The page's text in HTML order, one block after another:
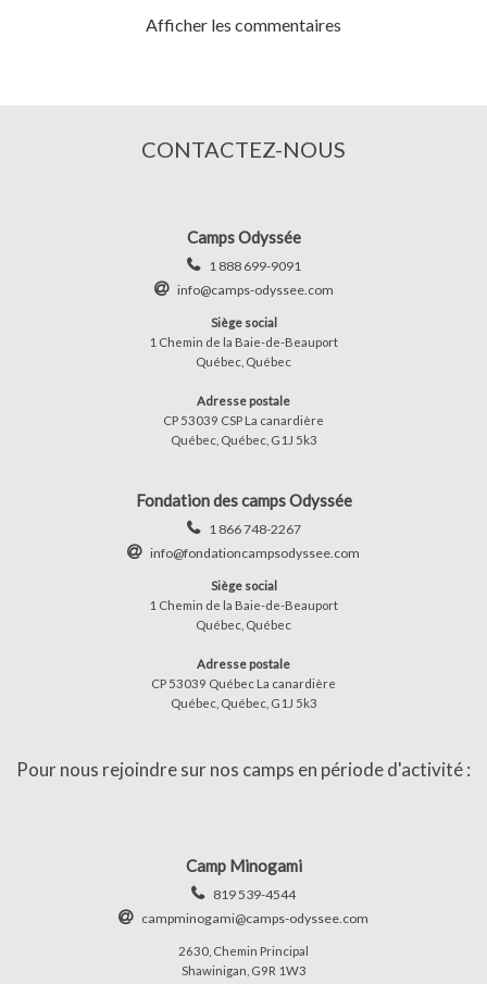
Afficher les commentaires
CONTACTEZ-NOUS
Camps Odyssée
1 888 699-9091
info@camps-odyssee.com
Siège social
1 Chemin de la Baie-de-Beauport
Québec, Québec
Adresse postale
CP 53039 CSP La canardière
Québec, Québec, G1J 5k3
Fondation des camps Odyssée
1 866 748-2267
info@fondationcampsodyssee.com
Siège social
1 Chemin de la Baie-de-Beauport
Québec, Québec
Adresse postale
CP 53039 Québec La canardière
Québec, Québec, G1J 5k3
Pour nous rejoindre sur nos camps en période d'activité :
Camp Minogami
819 539-4544
campminogami@camps-odyssee.com
2630, Chemin Principal
Shawinigan, G9R 1W3